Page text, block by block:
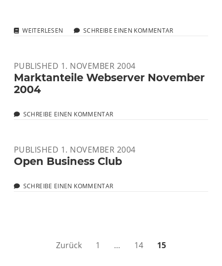
WEITERLESEN PERL- SCHREIBE EINEN KOMMENTAR
PUBLISHED 1. NOVEMBER 2004
Marktanteile Webserver November
2004
SCHREIBE EINEN KOMMENTAR
PUBLISHED 1. NOVEMBER 2004
Open Business Club
SCHREIBE EINEN KOMMENTAR
Seitennummerierung
Zurück 1 … 14 15